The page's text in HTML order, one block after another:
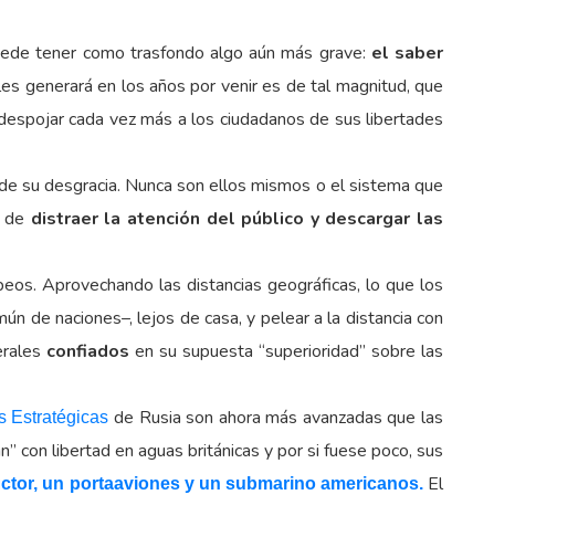
tener como trasfondo algo aún más grave: el saber
generará en los años por venir es de tal magnitud, que
cada vez más a los ciudadanos de sus libertades
su desgracia. Nunca son ellos mismos o el sistema que
distraer la atención del público y descargar las
Aprovechando las distancias geográficas, lo que los
de naciones–, lejos de casa, y pelear a la distancia con
confiados en su supuesta “superioridad” sobre las
Estratégicas de Rusia son ahora más avanzadas que las
con libertad en aguas británicas y por si fuese poco, sus
un portaaviones y un submarino americanos.El